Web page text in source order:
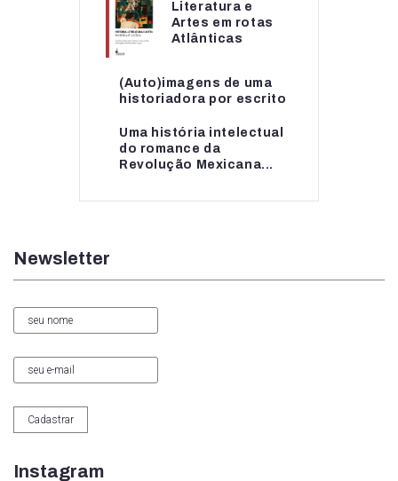
Literatura e
Artes em rotas
Atlânticas
(Auto)imagens de uma
historiadora por escrito
Uma história intelectual
do romance da
Revolução Mexicana...
Literatura e
Artes em rotas...
(Auto)imagens de uma
historiadora por escrito
Uma história intelectual
do romance da...
Newsletter
Instagram